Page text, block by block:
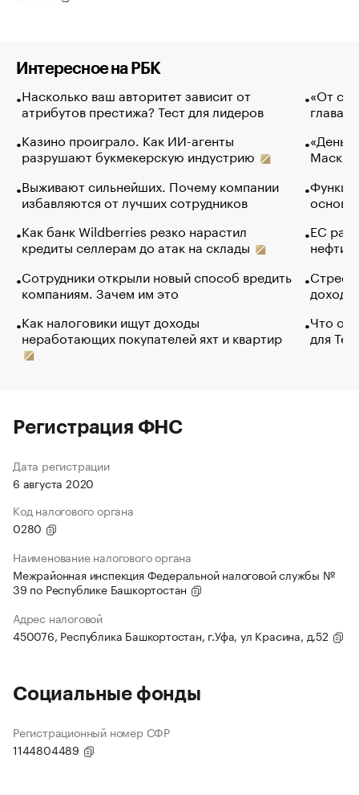
Интересное на РБК
Насколько ваш авторитет зависит от
атрибутов престижа? Тест для лидеров
Казино проиграло. Как ИИ-агенты
разрушают букмекерскую индустрию
Выживают сильнейших. Почему компании
избавляются от лучших сотрудников
Как банк Wildberries резко нарастил
кредиты селлерам до атак на склады
Сотрудники открыли новый способ вредить
компаниям. Зачем им это
Как налоговики ищут доходы
неработающих покупателей яхт и квартир
«От
глава
Маск в
основ
ЕС
нефти
Что
для
Регистрация ФНС
Дата регистрации
6 августа 2020
Код налогового органа
0280
Наименование налогового органа
Межрайонная инспекция Федеральной налоговой службы №
39 по Республике Башкортостан
Адрес налоговой
450076, Республика Башкортостан, г.Уфа, ул Красина, д.52
Социальные фонды
Регистрационный номер СФР
1144804489